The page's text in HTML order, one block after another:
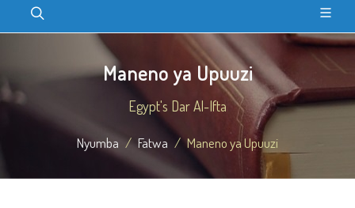
Maneno ya Upuuzi
Egypt's Dar Al-Ifta
Nyumba Fatwa Maneno ya Upuuzi